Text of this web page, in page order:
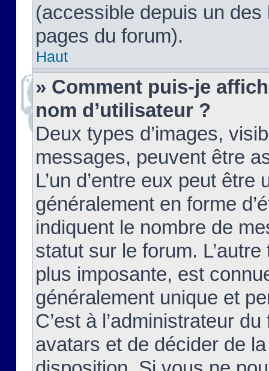
(accessible depuis un
pages du forum).
Haut
» Comment puis-je
nom d’utilisateur ?
Deux types d’images,
messages, peuvent être
L’un d’entre eux peut
généralement en forme
indiquent le nombre de
statut sur le forum.
plus imposante, est
généralement unique et
C’est à l’administrateur
avatars et de décider de